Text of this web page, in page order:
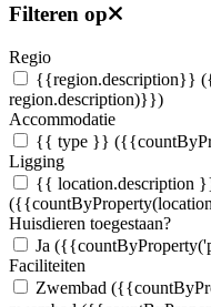
Filteren op
Regio
{{region.description}}
region.description)}})
Accommodatie
{{ type }}
Ligging
{{ location.description
Huisdieren toegestaan?
Ja
Faciliteiten
Zwembad